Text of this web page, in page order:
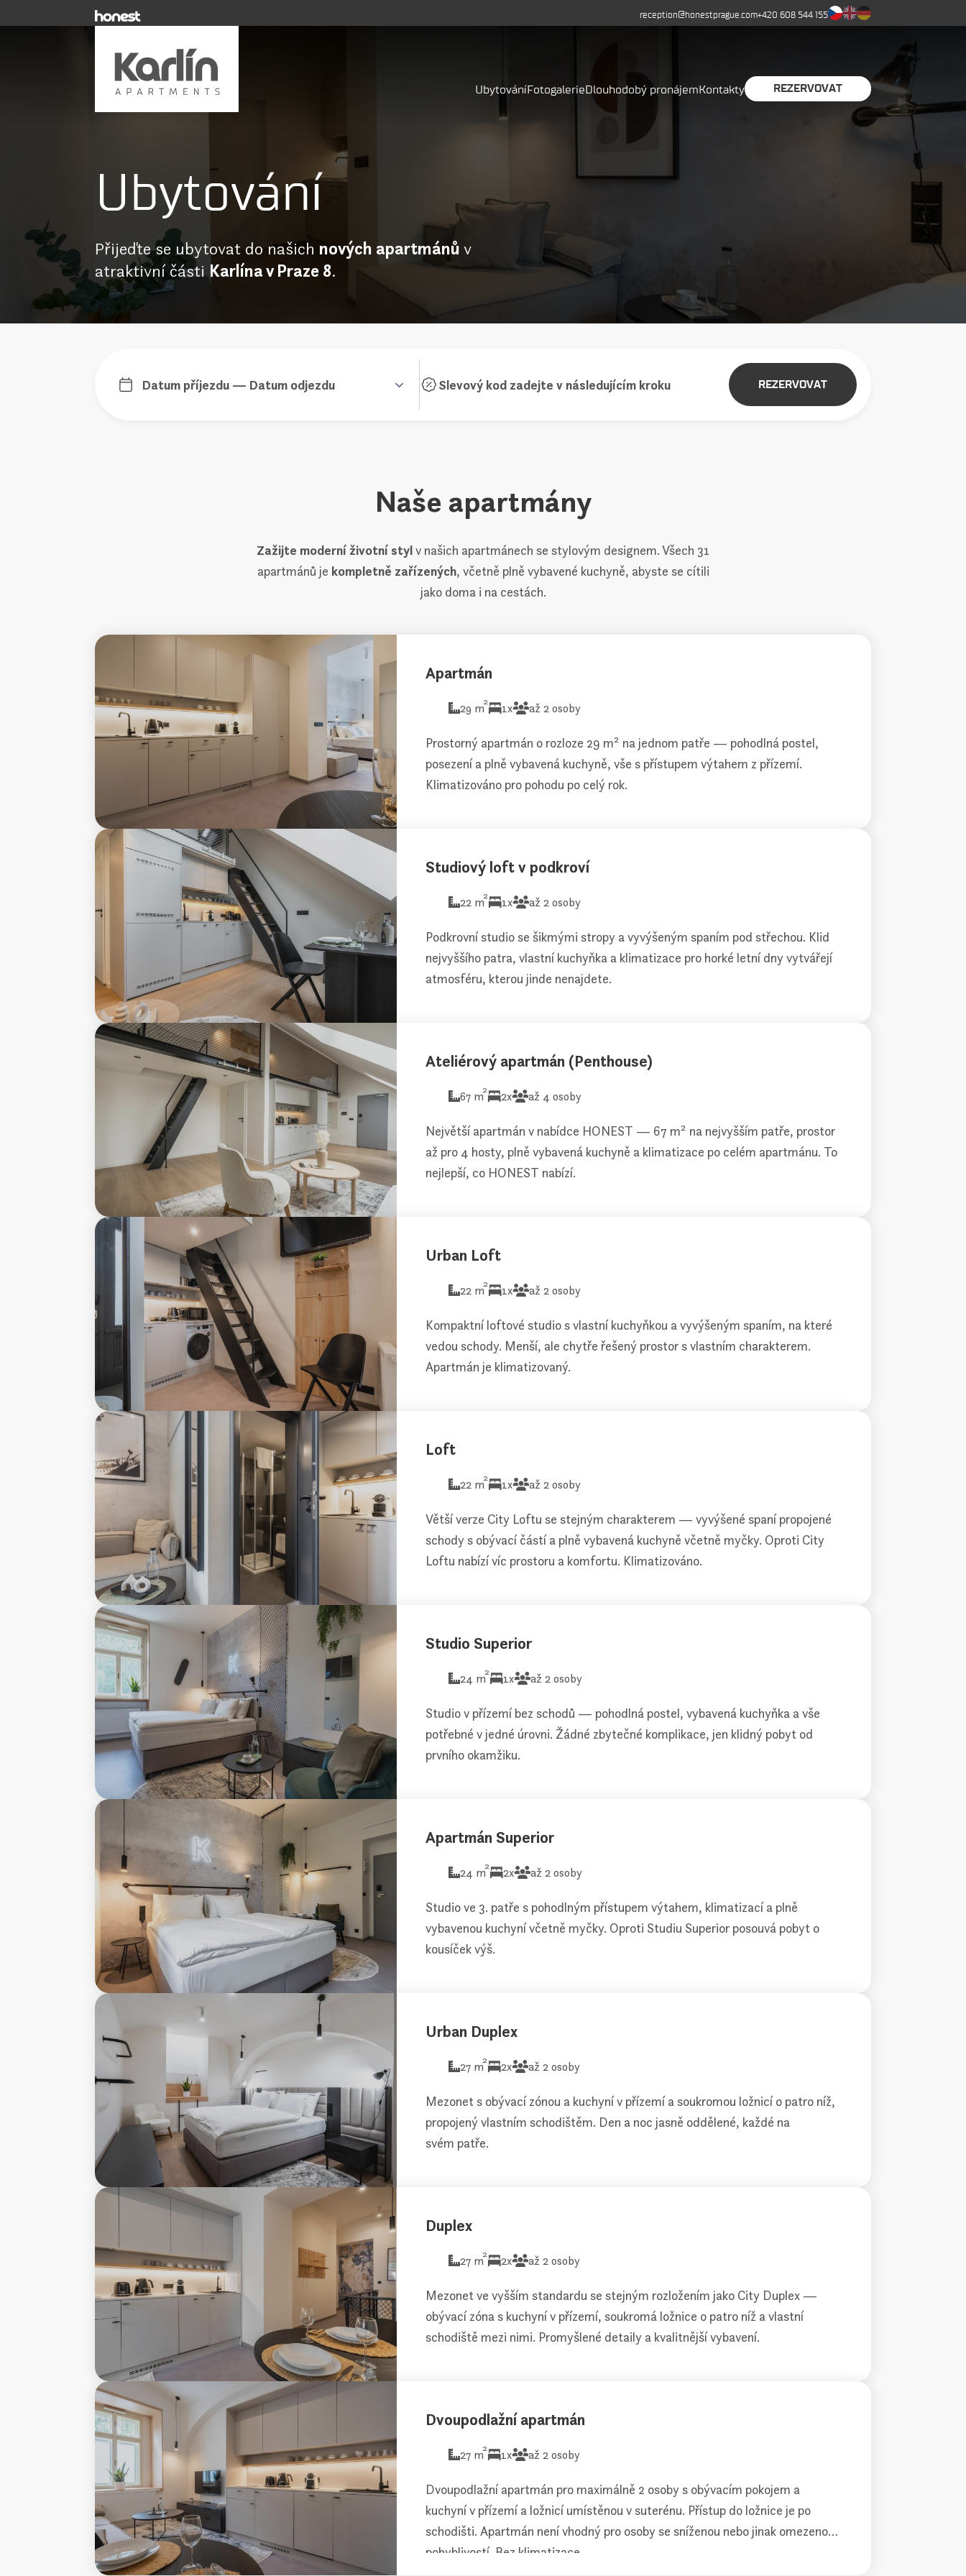
reception@honestprague.com+420 608 544 155
UbytováníFotogalerieDlouhodobý pronájemKontakty REZERVOVAT
Ubytování
Přijeďte se ubytovat do našich nových apartmánů v
atraktivní části Karlína v Praze 8.
Datum příjezdu — Datum odjezdu REZERVOVAT
Naše apartmány
Zažijte moderní životní stylv našich apartmánech se stylovým designem. Všech 31
apartmánů je kompletně zařízených, včetně plně vybavené kuchyně, abyste se cítili
jako doma i na cestách.
Apartmán
29 m2 1x až 2 osoby
Prostorný apartmán o rozloze 29 m² na jednom patře — pohodlná postel,
posezení a plně vybavená kuchyně, vše s přístupem výtahem z přízemí.
Klimatizováno pro pohodu po celý rok.
Studiový loft v podkroví
22 m2 1x až 2 osoby
Podkrovní studio se šikmými stropy a vyvýšeným spaním pod střechou. Klid
nejvyššího patra, vlastní kuchyňka a klimatizace pro horké letní dny vytvářejí
atmosféru, kterou jinde nenajdete.
Ateliérový apartmán (Penthouse)
67 m2 2x až 4 osoby
Největší apartmán v nabídce HONEST — 67 m² na nejvyšším patře, prostor
až pro 4 hosty, plně vybavená kuchyně a klimatizace po celém apartmánu. To
nejlepší, co HONEST nabízí.
Urban Loft
22 m2 1x až 2 osoby
Kompaktní loftové studio s vlastní kuchyňkou a vyvýšeným spaním, na které
vedou schody. Menší, ale chytře řešený prostor s vlastním charakterem.
Apartmán je klimatizovaný.
Loft
22 m2 1x až 2 osoby
Větší verze City Loftu se stejným charakterem — vyvýšené spaní propojené
schody s obývací částí a plně vybavená kuchyně včetně myčky. Oproti City
Loftu nabízí víc prostoru a komfortu. Klimatizováno.
Studio Superior
24 m2 1x až 2 osoby
Studio v přízemí bez schodů — pohodlná postel, vybavená kuchyňka a vše
potřebné v jedné úrovni. Žádné zbytečné komplikace, jen klidný pobyt od
prvního okamžiku.
Apartmán Superior
24 m2 2x až 2 osoby
Studio ve 3. patře s pohodlným přístupem výtahem, klimatizací a plně
vybavenou kuchyní včetně myčky. Oproti Studiu Superior posouvá pobyt o
kousíček výš.
Urban Duplex
27 m2 2x až 2 osoby
Mezonet s obývací zónou a kuchyní v přízemí a soukromou ložnicí o patro níž,
propojený vlastním schodištěm. Den a noc jasně oddělené, každé na
svém patře.
Duplex
27 m2 2x až 2 osoby
Mezonet ve vyšším standardu se stejným rozložením jako City Duplex —
obývací zóna s kuchyní v přízemí, soukromá ložnice o patro níž a vlastní
schodiště mezi nimi. Promyšlené detaily a kvalitnější vybavení.
Dvoupodlažní apartmán
27 m2 1x až 2 osoby
Dvoupodlažní apartmán pro maximálně 2 osoby s obývacím pokojem a
kuchyní v přízemí a ložnicí umístěnou v suterénu. Přístup do ložnice je po
schodišti. Apartmán není vhodný pro osoby se sníženou nebo jinak omezenou
pohyblivostí. Bez klimatizace.